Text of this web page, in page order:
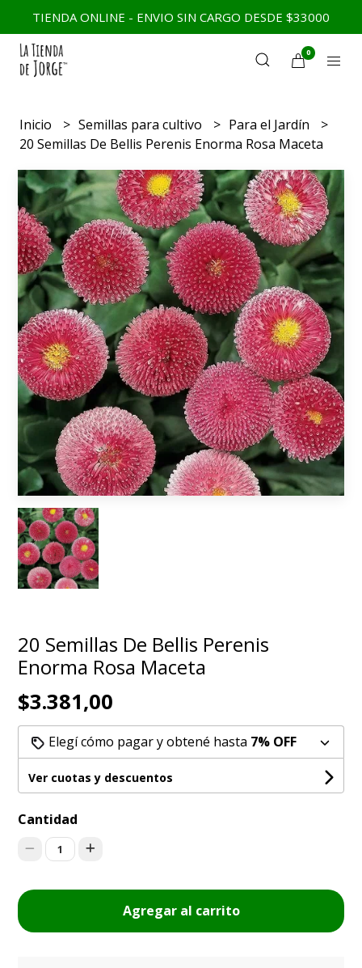
TIENDA ONLINE - ENVIO SIN CARGO DESDE $33000
0
Inicio Semillas para cultivo
Para el Jardín
20 Semillas De Bellis Perenis Enorma Rosa Maceta
20 Semillas De Bellis Perenis
Enorma Rosa Maceta
$3.381,00
Elegí cómo pagar y obtené hasta 7% OFF
Ver cuotas y descuentos
Cantidad
1
Agregar al carrito